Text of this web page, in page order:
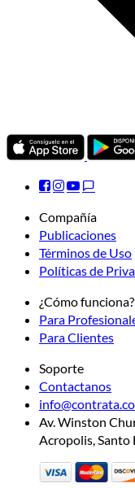
Compañía
Publicaciones
Términos de Uso
Políticas de
¿Cómo funciona?
Para
Para Clientes
Soporte
Contactanos
Av. Winston
Acropolis, Santo